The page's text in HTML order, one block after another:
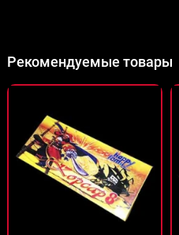
Рекомендуемые товары